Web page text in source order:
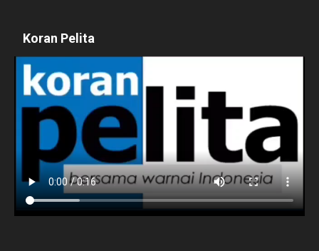
Koran Pelita